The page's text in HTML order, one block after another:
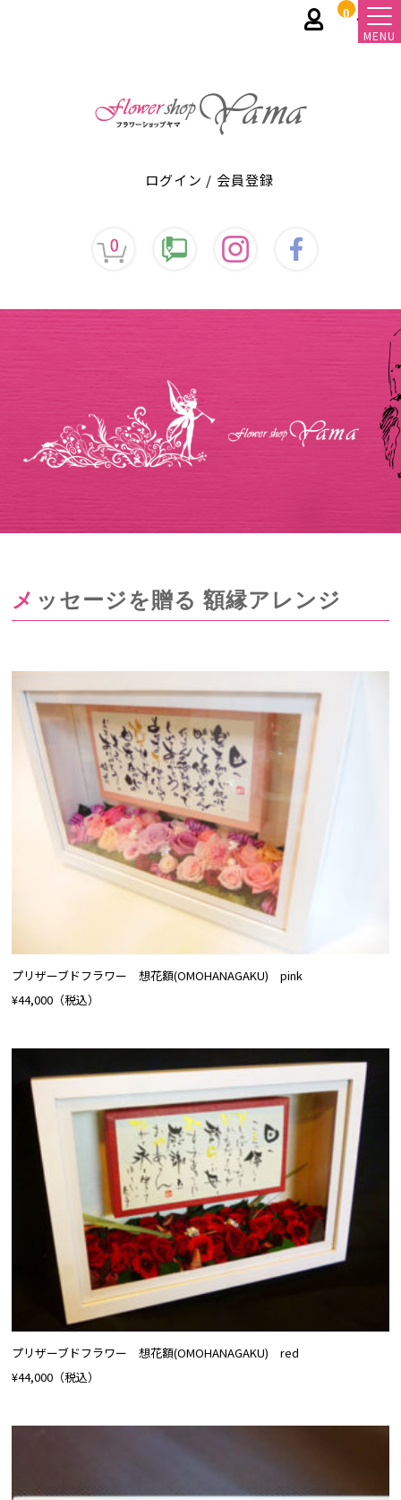
0
MENU
ログイン / 会員登録
メッセージを贈る 額縁アレンジ
プリザーブドフラワー 想花額(OMOHANAGAKU) pink
¥44,000 （税込）
プリザーブドフラワー 想花額(OMOHANAGAKU) red
¥44,000 （税込）